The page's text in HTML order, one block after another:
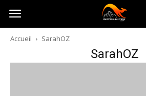
Australia-
australie.com
Accueil SarahOZ
SarahOZ